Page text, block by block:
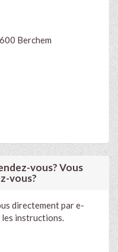
Berchem
vous? Vous
vous?
directement par e-
instructions.